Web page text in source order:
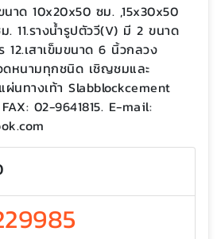
าด 10x20x50 ซม. ,15x30x50
. 11.รางน้ำรูปตัววี(V) มี 2 ขนาด
12.เสาเข็มขนาด 6 นิ้วกลวง
ดหนามทุกชนิด เชิญชมและ
นทางเท้า Slabblockcement
02-9641815. E-mail: